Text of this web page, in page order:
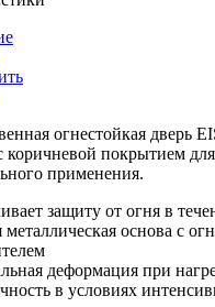
огнестойкая дверь
коричневой покрытием для
применения.
защиту от огня в
основа с
деформация при
в условиях